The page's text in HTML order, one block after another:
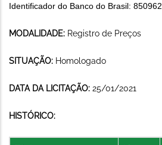
Identificador do Banco do Brasil: 850962
MODALIDADE: Registro de Preços
SITUAÇÃO: Homologado
DATA DA LICITAÇÃO: 25/01/2021
HISTÓRICO: